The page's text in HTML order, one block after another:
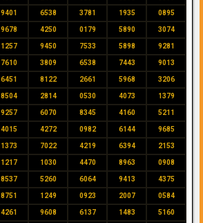
9401 6538 3781 1935 0895
9678 4250 0179 5890 3074
1257 9450 7533 5898 9281
7610 3809 6538 7443 9013
6451 8122 2661 5968 3206
8504 2814 0530 4073 1379
9257 6070 8345 4160 5211
4015 4272 0982 6144 9685
1373 7022 4219 6394 2153
1217 1030 4470 8963 0908
8537 5260 6064 9413 4375
8751 1249 0923 2007 0584
4261 9608 6137 1483 5160